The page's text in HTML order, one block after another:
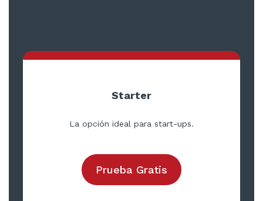
Starter
La opción ideal para start-ups.
Prueba Gratis